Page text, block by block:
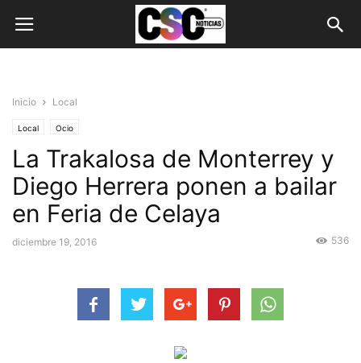
Inicio Local
Local Ocio
La Trakalosa de Monterrey y
Diego Herrera ponen a bailar
en Feria de Celaya
diciembre 19, 2016 536